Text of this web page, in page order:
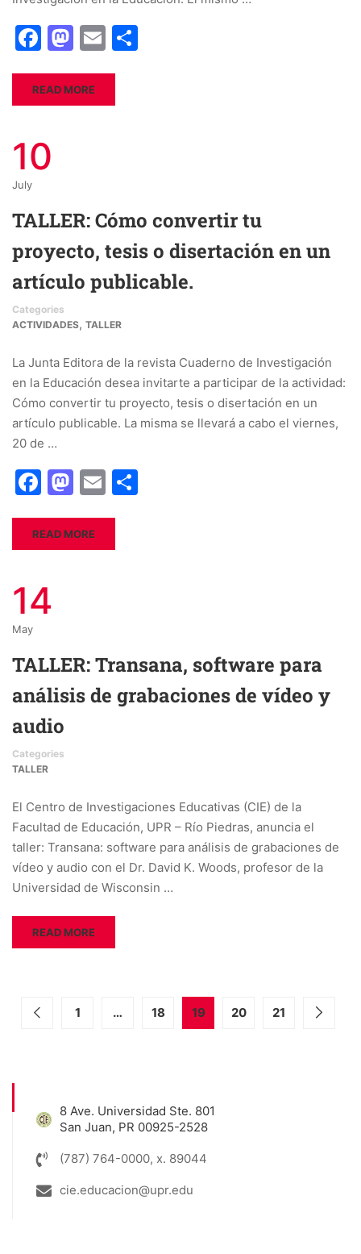
Facebook
Mastodon
Email
READ MORE
10
July
TALLER: Cómo convertir tu
proyecto, tesis o disertación en un
artículo publicable.
Categories
ACTIVIDADES, TALLER
La Junta Editora de la revista Cuaderno de Investigación
en la Educación desea invitarte a participar de la actividad:
Cómo convertir tu proyecto, tesis o disertación en un
artículo publicable. La misma se llevará a cabo el viernes,
20 de …
Facebook
Mastodon
Email
READ MORE
14
May
TALLER: Transana, software para
análisis de grabaciones de vídeo y
audio
Categories
TALLER
El Centro de Investigaciones Educativas (CIE) de la
Facultad de Educación, UPR – Río Piedras, anuncia el
taller: Transana: software para análisis de grabaciones de
vídeo y audio con el Dr. David K. Woods, profesor de la
Universidad de Wisconsin …
READ MORE
1 … 18 19 20 21
8 Ave. Universidad Ste. 801
San Juan, PR 00925-2528
(787) 764-0000, x. 89044
cie.educacion@upr.edu